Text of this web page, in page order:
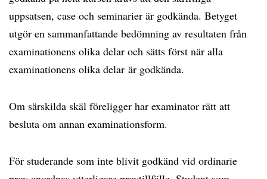
uppsatsen, case och seminarier är godkända. Betyget
utgör en sammanfattande bedömning av resultaten från
examinationens olika delar och sätts först när alla
examinationens olika delar är godkända.
Om särskilda skäl föreligger har examinator rätt att
besluta om annan examinationsform.
För studerande som inte blivit godkänd vid ordinarie